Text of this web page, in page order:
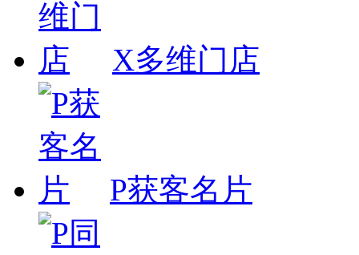
X多维门店
P获客名片